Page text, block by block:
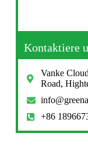
Kontaktiere
Vanke
Road,
+86